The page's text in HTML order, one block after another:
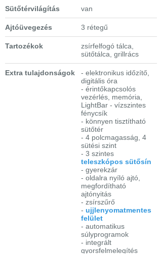
Sütőtérvilágítás van
Ajtóüvegezés 3 rétegű
Tartozékok
zsírfelfogó tálca,
sütőtálca, grillrács
Extra tulajdonságok
- elektronikus időzítő,
digitális óra
- érintőkapcsolós
vezérlés, memória,
LightBar - vízszintes
fénycsík
- könnyen tisztítható
sütőtér
- 4 polcmagasság, 4
sütési szint
- 3 szintes
teleszkópos sütősín
- gyerekzár
- oldalra nyíló ajtó,
megfordítható
ajtónyitás
- zsírszűrő
- ujjlenyomatmentes
felület
- automatikus
súlyprogramok
- integrált
gyorsfelmelegítés